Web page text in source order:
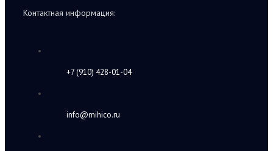
Контактная информация:
+7 (910) 428-01-04
info@mihico.ru